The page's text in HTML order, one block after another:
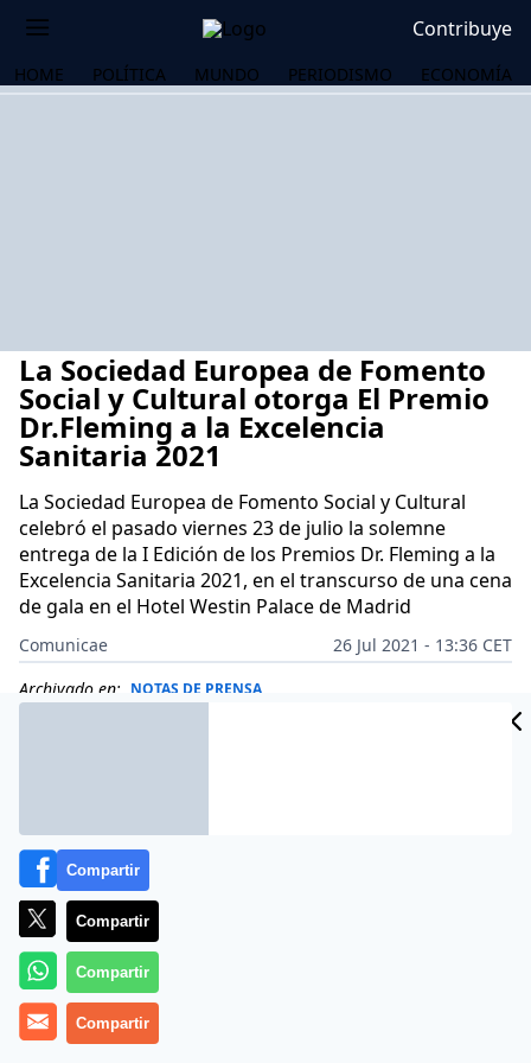
Contribuye
HOME POLÍTICA MUNDO PERIODISMO ECONOMÍA
La Sociedad Europea de Fomento
Social y Cultural otorga El Premio
Dr.Fleming a la Excelencia
Sanitaria 2021
La Sociedad Europea de Fomento Social y Cultural
celebró el pasado viernes 23 de julio la solemne
entrega de la I Edición de los Premios Dr. Fleming a la
Excelencia Sanitaria 2021, en el transcurso de una cena
de gala en el Hotel Westin Palace de Madrid
Comunicae
26 Jul 2021 - 13:36 CET
Archivado en: NOTAS DE PRENSA
Compartir
Compartir
Compartir
Compartir